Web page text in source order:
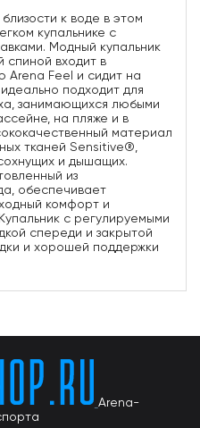
к воде в этом
купальнике с
Модный купальник
спиной входит в
Arena Feel и сидит на
подходит для
занимающихся любыми
на пляже и в
материал
тканей Sensitive®,
и дышащих.
из
обеспечивает
комфорт и
с регулируемыми
спереди и закрытой
и хорошей поддержки
Arena-